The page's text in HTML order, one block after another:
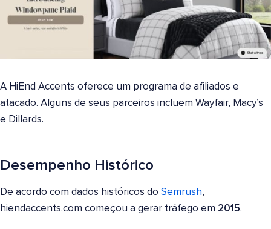
A HiEnd Accents oferece um programa de afiliados e
atacado. Alguns de seus parceiros incluem Wayfair, Macy’s
e Dillards.
Desempenho Histórico
De acordo com dados históricos do Semrush,
hiendaccents.com começou a gerar tráfego em 2015.